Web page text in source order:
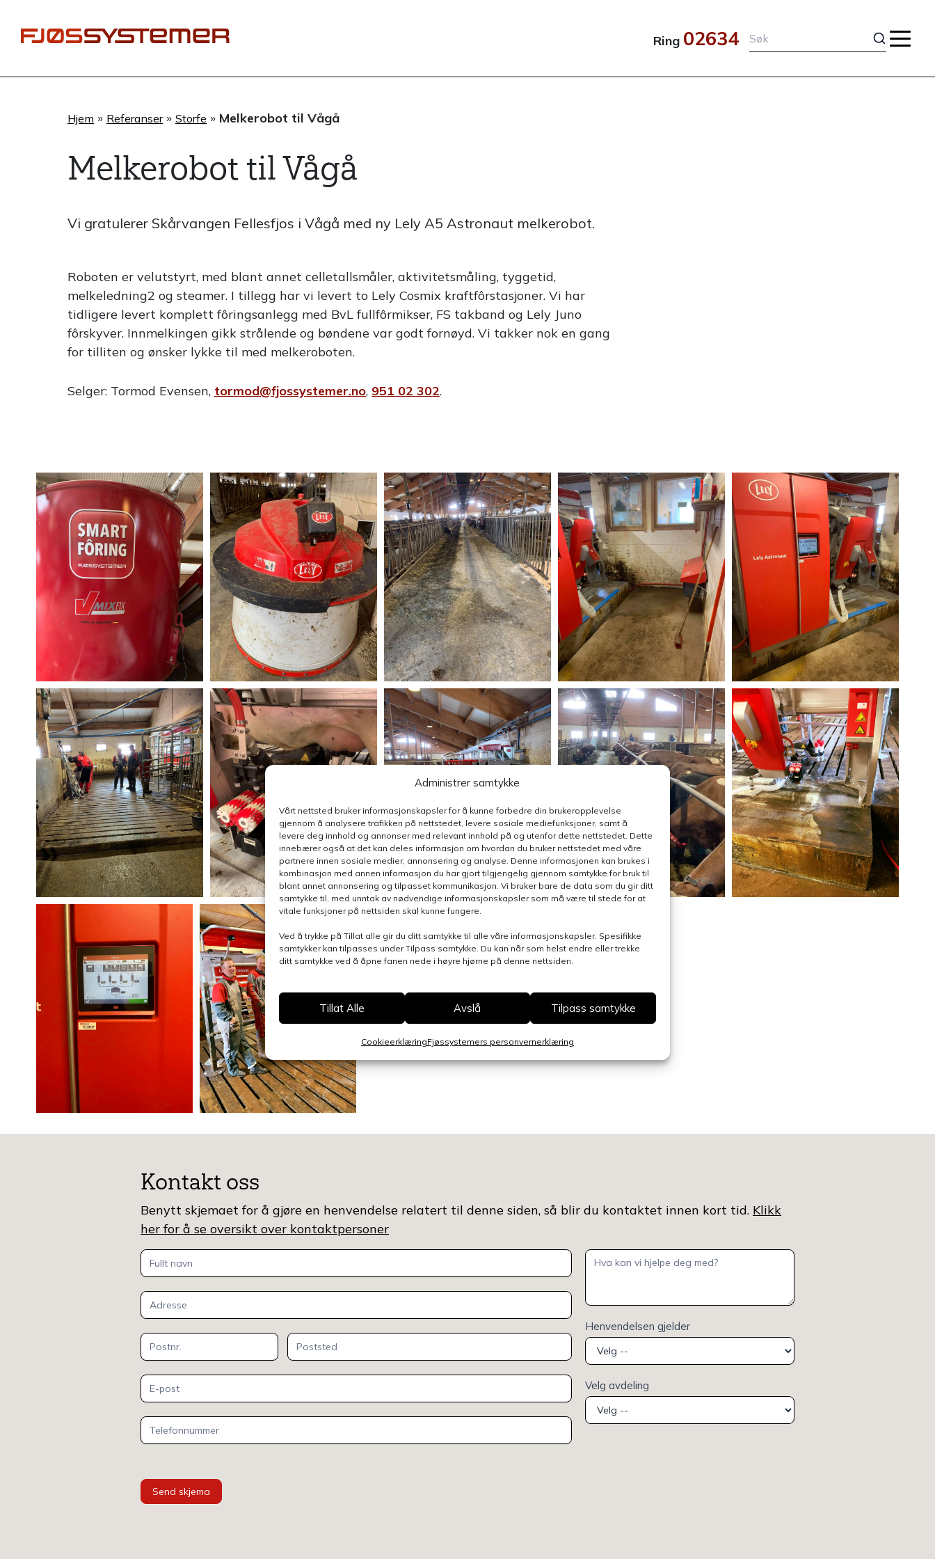
Administrer samtykke
Vårt nettsted bruker informasjonskapsler for å kunne forbedre din brukeropplevelse
gjennom å analysere trafikken på nettstedet, levere sosiale mediefunksjoner, samt å
levere deg innhold og annonser med relevant innhold på og utenfor dette nettstedet. Dette
innebærer også at det kan deles informasjon om hvordan du bruker nettstedet med våre
partnere innen sosiale medier, annonsering og analyse. Denne informasjonen kan brukes i
kombinasjon med annen informasjon du har gjort tilgjengelig gjennom samtykke for bruk til
blant annet annonsering og tilpasset kommunikasjon. Vi bruker bare de data som du gir ditt
samtykke til, med unntak av nødvendige informasjonskapsler som må være til stede for at
vitale funksjoner på nettsiden skal kunne fungere.
Ved å trykke på Tillat alle gir du ditt samtykke til alle våre informasjonskapsler. Spesifikke
samtykker kan tilpasses under Tilpass samtykke. Du kan når som helst endre eller trekke
ditt samtykke ved å åpne fanen nede i høyre hjørne på denne nettsiden.
Tillat Alle Avslå Tilpass samtykke
CookieerklæringFjøssystemers personvernerklæring
rett
Ring 02634
Hjem » Referanser» Storfe » Melkerobot til Vågå
Melkerobot til Vågå
Vi gratulerer Skårvangen Fellesfjos i Vågå med ny Lely A5 Astronaut melkerobot.
Roboten er velutstyrt, med blant annet celletallsmåler, aktivitetsmåling, tyggetid,
melkeledning2 og steamer. I tillegg har vi levert to Lely Cosmix kraftfôrstasjoner. Vi har
tidligere levert komplett fôringsanlegg med BvL fullfôrmikser, FS takband og Lely Juno
fôrskyver. Innmelkingen gikk strålende og bøndene var godt fornøyd. Vi takker nok en gang
for tilliten og ønsker lykke til med melkeroboten.
Selger: Tormod Evensen, tormod@fjossystemer.no, 951 02 302.
Kontakt oss
Benytt skjemaet for å gjøre en henvendelse relatert til denne siden, så blir du kontaktet innen kort tid. Klikk
her for å se oversikt over kontaktpersoner
Kontakt
oss
Henvendelsen gjelder
Velg avdeling
Send skjema